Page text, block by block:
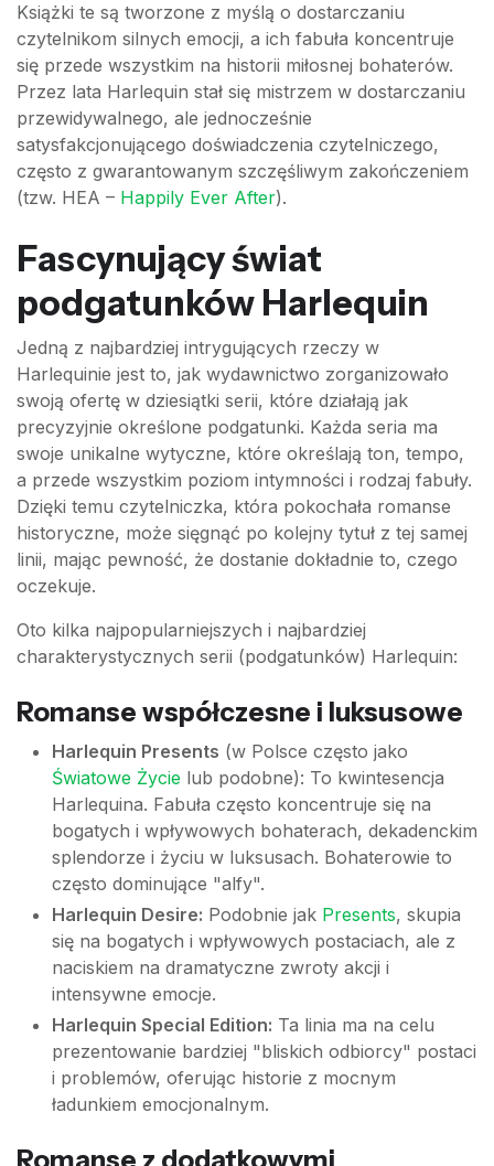
Książki te są tworzone z myślą o dostarczaniu
czytelnikom silnych emocji, a ich fabuła koncentruje
się przede wszystkim na historii miłosnej bohaterów.
Przez lata Harlequin stał się mistrzem w dostarczaniu
przewidywalnego, ale jednocześnie
satysfakcjonującego doświadczenia czytelniczego,
często z gwarantowanym szczęśliwym zakończeniem
(tzw. HEA – Happily Ever After).
Fascynujący świat
podgatunków Harlequin
Jedną z najbardziej intrygujących rzeczy w
Harlequinie jest to, jak wydawnictwo zorganizowało
swoją ofertę w dziesiątki serii, które działają jak
precyzyjnie określone podgatunki. Każda seria ma
swoje unikalne wytyczne, które określają ton, tempo,
a przede wszystkim poziom intymności i rodzaj fabuły.
Dzięki temu czytelniczka, która pokochała romanse
historyczne, może sięgnąć po kolejny tytuł z tej samej
linii, mając pewność, że dostanie dokładnie to, czego
oczekuje.
Oto kilka najpopularniejszych i najbardziej
charakterystycznych serii (podgatunków) Harlequin:
Romanse współczesne i luksusowe
Harlequin Presents (w Polsce często jako
Światowe Życie lub podobne): To kwintesencja
Harlequina. Fabuła często koncentruje się na
bogatych i wpływowych bohaterach, dekadenckim
splendorze i życiu w luksusach. Bohaterowie to
często dominujące "alfy".
Harlequin Desire: Podobnie jak Presents, skupia
się na bogatych i wpływowych postaciach, ale z
naciskiem na dramatyczne zwroty akcji i
intensywne emocje.
Harlequin Special Edition: Ta linia ma na celu
prezentowanie bardziej "bliskich odbiorcy" postaci
i problemów, oferując historie z mocnym
ładunkiem emocjonalnym.